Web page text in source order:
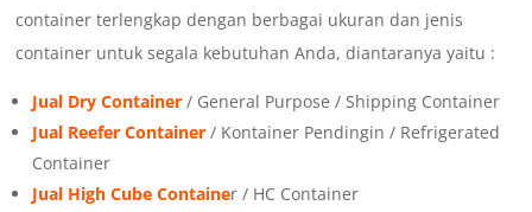
container terlengkap dengan berbagai ukuran dan jenis
container untuk segala kebutuhan Anda, diantaranya yaitu :
Jual Dry Container / General Purpose / Shipping Container
Jual Reefer Container / Kontainer Pendingin / Refrigerated
Container
Jual High Cube Container / HC Container